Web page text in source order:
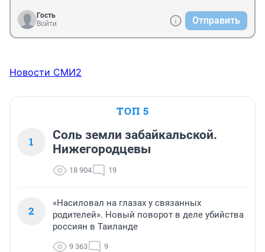
Гость
Войти
Отправить
Новости СМИ2
ТОП 5
1
Соль земли забайкальской.
Нижегородцевы
18 904 19
2
«Насиловал на глазах у связанных
родителей». Новый поворот в деле убийства
россиян в Таиланде
9 363 9